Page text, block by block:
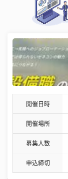
開催日時
開催場所
募集人数
申込締切